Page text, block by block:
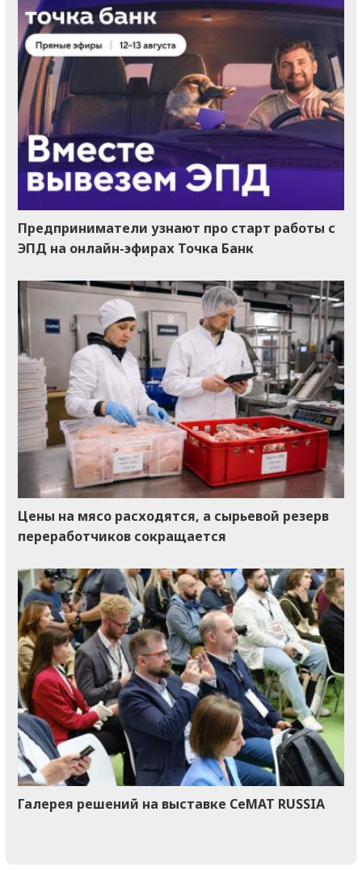
Предприниматели узнают про старт работы с
ЭПД на онлайн-эфирах Точка Банк
Цены на мясо расходятся, а сырьевой резерв
переработчиков сокращается
Галерея решений на выставке CeMAT RUSSIA